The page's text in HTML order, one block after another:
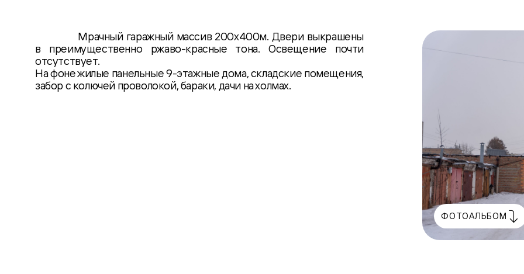
Мрачный гаражный массив 200х400м. Двери выкрашены
в преимущественно ржаво-красные тона. Освещение почти
отсутствует.
На фоне жилые панельные 9-этажные дома, складские помещения,
забор с колючей проволокой, бараки, дачи на холмах.
ФОТОАЛЬБОМ